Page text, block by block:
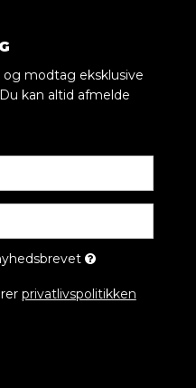
modtag eksklusive
kan altid afmelde
privatlivspolitikken